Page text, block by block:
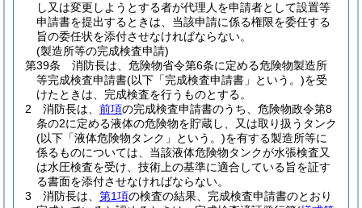
し又は変更しようとする者が代理人を申請者として設置等
申請書を提出するときは、当該申請に係る権限を委任する
旨の委任状を添付させなければならない。
(製造所等の完成検査申請)
第39条
消防長は、危険物省令第6条に定める危険物製造所
等完成検査申請書(以下「完成検査申請書」という。)を受
けたときは、完成検査を行うものとする。
2
消防長は、 前項の完成検査申請書のうち、危険物政令第8
条の2に定める液体の危険物を貯蔵し、又は取り扱うタンク
(以下「液体危険物タンク」という。)を有する製造所等に
係るものについては、当該液体危険物タンクが水張検査又
は水圧検査を受け、技術上の基準に適合している旨を証す
る書面を添付させなければならない。
3
消防長は、 第1項の検査の結果、完成検査申請書のとおり